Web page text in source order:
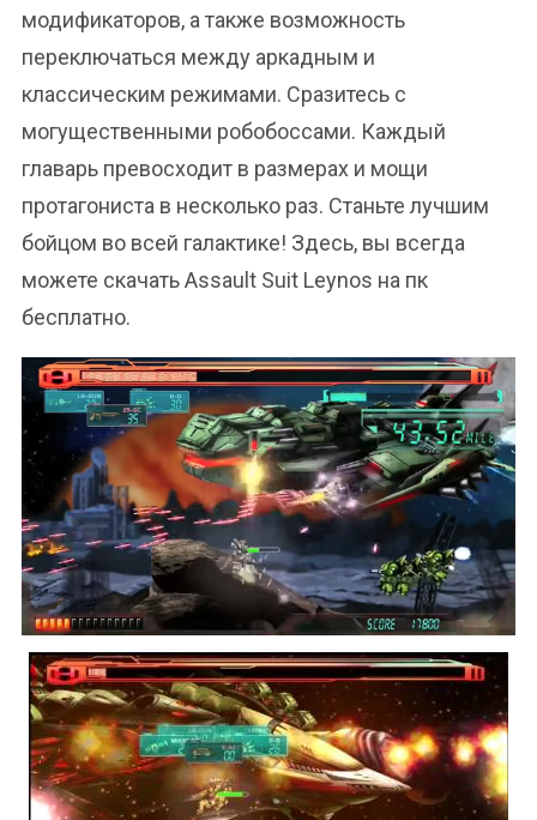
модификаторов, а также возможность
переключаться между аркадным и
классическим режимами. Сразитесь с
могущественными робобоссами. Каждый
главарь превосходит в размерах и мощи
протагониста в несколько раз. Станьте лучшим
бойцом во всей галактике! Здесь, вы всегда
можете скачать Assault Suit Leynos на пк
бесплатно.